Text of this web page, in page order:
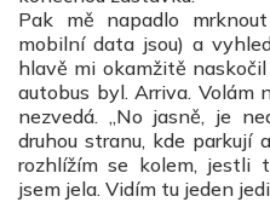
Pak mě napadlo
mobilní data jsou) a
hlavě mi okamžitě
autobus byl. Arriva. Volám
nezvedá. „No jasně, je
druhou stranu, kde parkují
rozhlížím se kolem, jestli
jsem jela. Vidím tu jeden